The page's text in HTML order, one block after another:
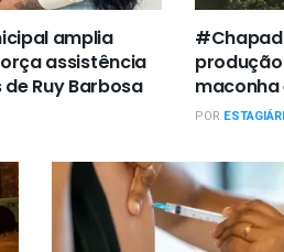
amplia
assistência
Ruy Barbosa
maconha
POR